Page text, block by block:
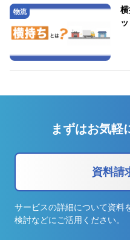
物流
まずはお気軽
資料請
サービスの詳細について資料
検討などにご活用ください。